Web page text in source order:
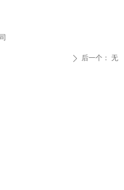
ꄲ 后一个： 无